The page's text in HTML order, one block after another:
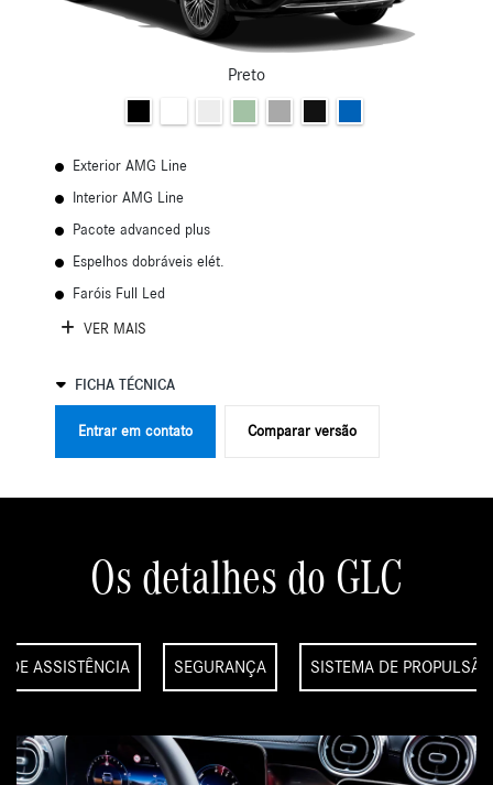
Preto
Exterior AMG Line
Interior AMG Line
Pacote advanced plus
Espelhos dobráveis elét.
Faróis Full Led
VER MAIS
FICHA TÉCNICA
Entrar em contato Comparar versão
Os detalhes do GLC
DE ASSISTÊNCIA SEGURANÇA SISTEMA DE